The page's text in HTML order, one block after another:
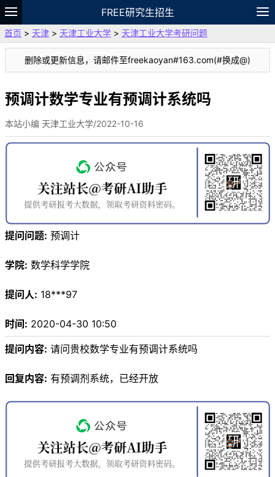
FREE研究生招生
题库
故事 专题 APP 笔记
论坛
VIP
资料
首页 > 天津 > 天津工业大学 > 天津工业大学考研问题
删除或更新信息，请邮件至freekaoyan#163.com(#换成@)
预调计数学专业有预调计系统吗
本站小编 天津工业大学/2022-10-16
提问问题: 预调计
学院: 数学科学学院
提问人: 18***97
时间: 2020-04-30 10:50
提问内容: 请问贵校数学专业有预调计系统吗
回复内容: 有预调剂系统，已经开放